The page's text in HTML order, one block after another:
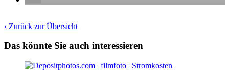
‹ Zurück zur Übersicht
Das könnte Sie auch interessieren